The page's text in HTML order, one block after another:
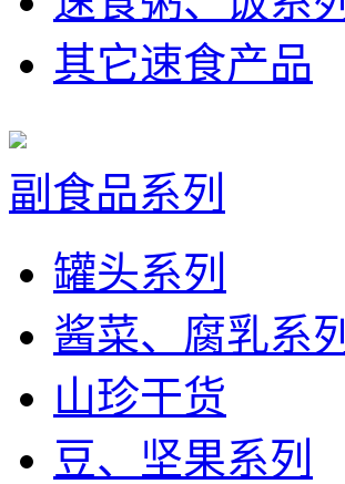
其它速食产品
副食品系列
罐头系列
酱菜、腐乳系列
山珍干货
豆、坚果系列